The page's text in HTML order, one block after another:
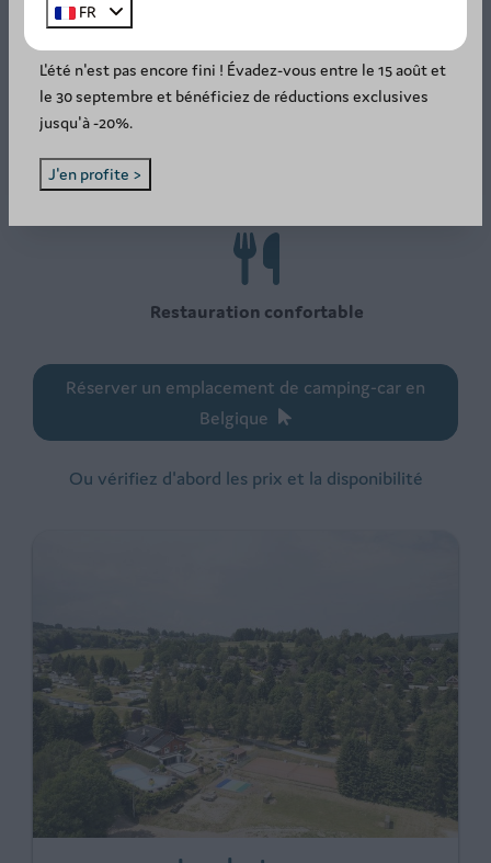
Terrain de tennis et location de matériel
Animation pendant les vacances scolaires
Restauration confortable
Réserver un emplacement de camping-car en
Belgique
Ou vérifiez d'abord les prix et la disponibilité
SUMMER DEAL: -20%! ☀️
L'été n'est pas encore fini ! Évadez-vous entre le 15 août et
le 30 septembre et bénéficiez de réductions exclusives
jusqu'à -20%.
J'en profite >
FR